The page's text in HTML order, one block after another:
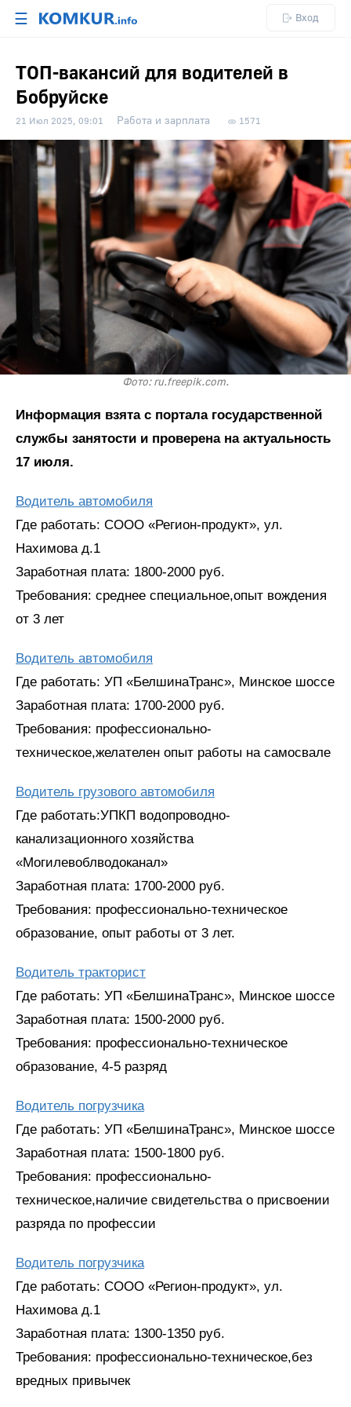
☰ Вход
ТОП-вакансий для водителей в
Бобруйске
21 Июл 2025, 09:01 Работа и зарплата 1571
Фото: ru.freepik.com.
Информация взята с портала государственной
службы занятости и проверена на актуальность
17 июля.
Водитель автомобиля
Где работать: СООО «Регион-продукт», ул.
Нахимова д.1
Заработная плата: 1800-2000 руб.
Требования: среднее специальное,опыт вождения
от 3 лет
Водитель автомобиля
Где работать: УП «БелшинаТранс», Минское шоссе
Заработная плата: 1700-2000 руб.
Требования: профессионально-
техническое,желателен опыт работы на самосвале
Водитель грузового автомобиля
Где работать:УПКП водопроводно-
канализационного хозяйства
«Могилевоблводоканал»
Заработная плата: 1700-2000 руб.
Требования: профессионально-техническое
образование, опыт работы от 3 лет.
Водитель тракторист
Где работать: УП «БелшинаТранс», Минское шоссе
Заработная плата: 1500-2000 руб.
Требования: профессионально-техническое
образование, 4-5 разряд
Водитель погрузчика
Где работать: УП «БелшинаТранс», Минское шоссе
Заработная плата: 1500-1800 руб.
Требования: профессионально-
техническое,наличие свидетельства о присвоении
разряда по профессии
Водитель погрузчика
Где работать: СООО «Регион-продукт», ул.
Нахимова д.1
Заработная плата: 1300-1350 руб.
Требования: профессионально-техническое,без
вредных привычек